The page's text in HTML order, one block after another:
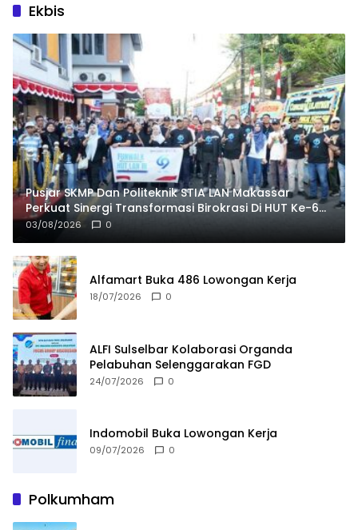
Ekbis
Pusjar SKMP Dan Politeknik STIA LAN Makassar
Perkuat Sinergi Transformasi Birokrasi Di HUT Ke-69
LAN RI
03/08/2026 0
Alfamart Buka 486 Lowongan Kerja
18/07/2026 0
ALFI Sulselbar Kolaborasi Organda
Pelabuhan Selenggarakan FGD
24/07/2026 0
Indomobil Buka Lowongan Kerja
09/07/2026 0
Polkumham